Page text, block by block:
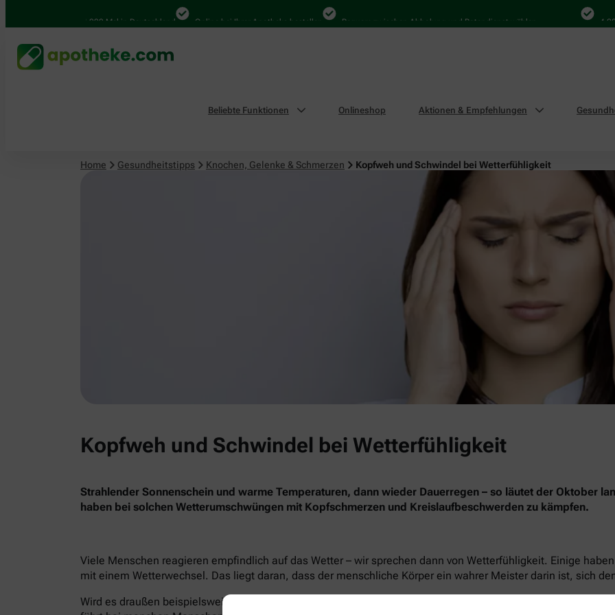
4.000 Mal in Deutschland Online bei Ihrer Apotheke bestellen Bequem zwischen Abholung und Botendienst wählen 4.000
Beliebte Funktionen Onlineshop Aktionen & Empfehlungen
Home Gesundheitstipps Knochen, Gelenke & Schmerzen Kopfweh und Schwindel bei Wetterfühligkeit
Knochen, Gelenke & Schmerzen
Kopfweh und Schwindel bei Wetterfühligkeit
Strahlender Sonnenschein und warme Temperaturen, dann wieder Dauerregen – so läutet der Oktober
haben bei solchen Wetterumschwüngen mit Kopfschmerzen und Kreislaufbeschwerden zu kämpfen.
Viele Menschen reagieren empfindlich auf das Wetter – wir sprechen dann von Wetterfühligkeit. Einige
mit einem Wetterwechsel. Das liegt daran, dass der menschliche Körper ein wahrer Meister darin ist, sich
Wird es draußen beispielsweise plötzlich sehr heiß, darf die Körpertemperatur nicht steigen. Deswegen